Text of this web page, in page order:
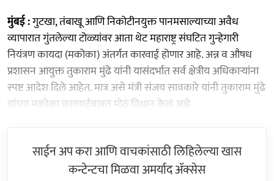
मुंबई :गुटखा, तंबाखू आणि निकोटीनयुक्त पानमसाल्याच्या अवैध
व्यापारात गुंतलेल्या टोळ्यांवर आता थेट महाराष्ट्र संघटित गुन्हेगारी
नियंत्रण कायदा (मकोका) अंतर्गत कारवाई होणार आहे. अन्न व औषध
प्रशासन आयुक्त तुकाराम मुंढे यांनी यासंदर्भात सर्व क्षेत्रीय अधिकाऱ्यांना
स्पष्ट आदेश दिले आहेत. मात्र असे मंत्री संजय सावकारे यांनी तुकाराम मुंढे
यांच्या मकोका कारवाईबाबत मोठं विधान केलं आहे.
साईन अप करा आणि वाचकांसाठी लिहिलेल्या खास
कन्टेन्टचा मिळवा अमर्याद ॲक्सेस